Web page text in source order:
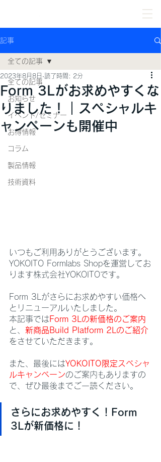
記事
全ての記事
お知らせ
イベント/セミナー
お得情報
コラム
製品情報
技術資料
全ての記事
Form 3Lがお求めやすくな
りました！｜スペシャルキ
ャンペーンも開催中
2023年8月8日 読了時間: 2分
いつもご利用ありがとうございます。
YOKOITO Formlabs Shopを運営してお
ります株式会社YOKOITOです。
Form 3Lがさらにお求めやすい価格へ
とリニューアルいたしました。
本記事ではForm 3Lの新価格のご案内
と、 新商品Build Platform 2Lのご紹介
をさせていただきます。
また、最後にはYOKOITO限定スペシャ
ルキャンペーンのご案内もありますの
で、ぜひ最後までご一読ください。
さらにお求めやすく！Form
3Lが新価格に！